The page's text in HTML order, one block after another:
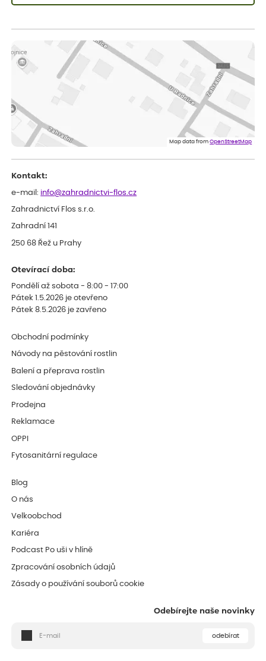
Rychlé dodání, pečlivě zabalené rostliny
Anna
ověřený nákup před 1 dnem
Rostlinky jsem dostala zdravé, v perfektní formě a pečlivě
zabalené! Určitě se sem vrátím pro další nakup!
Celková spokojenost
Map data fromOpenStreetMap
Kontakt:
e-mail: info@zahradnictvi-flos.cz
Zahradnictví Flos s.r.o.
Zahradní 141
250 68 Řež u Prahy
Otevírací doba:
Pondělí až sobota - 8:00 - 17:00
Pátek 1.5.2026 je otevřeno
Pátek 8.5.2026 je zavřeno
Obchodní podmínky
Návody na pěstování rostlin
Balení a přeprava rostlin
Sledování objednávky
Prodejna
Reklamace
OPPI
Fytosanitární regulace
Blog
O nás
Velkoobchod
Kariéra
Podcast Po uši v hlíně
Zpracování osobních údajů
Zásady o používání souborů cookie
Odebírejte naše novinky
odebírat